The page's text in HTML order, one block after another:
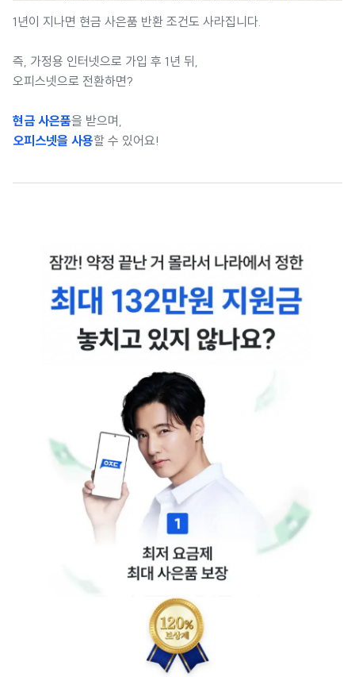
1년이 지나면 현금 사은품 반환 조건도 사라집니다.
즉, 가정용 인터넷으로 가입 후 1년 뒤,
오피스넷으로 전환하면?
현금 사은품을 받으며,
오피스넷을 사용할 수 있어요!